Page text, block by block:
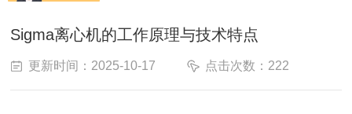
Sigma离心机的工作原理与技术特点
更新时间：2025-10-17 点击次数：222